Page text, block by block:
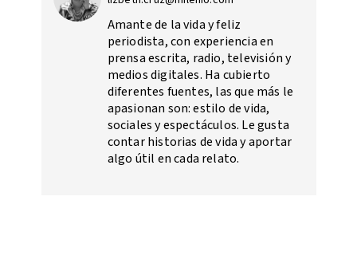
Amante de la vida y feliz
periodista, con experiencia en
prensa escrita, radio, televisión y
medios digitales. Ha cubierto
diferentes fuentes, las que más le
apasionan son: estilo de vida,
sociales y espectáculos. Le gusta
contar historias de vida y aportar
algo útil en cada relato.